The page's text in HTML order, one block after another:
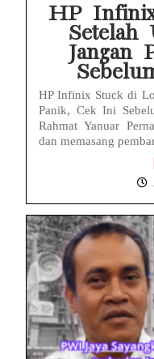
HP
Setelah
Jangan
HP Infinix Stuck di
Panik, Cek Ini
Rahmat Yanuar
dan memasang